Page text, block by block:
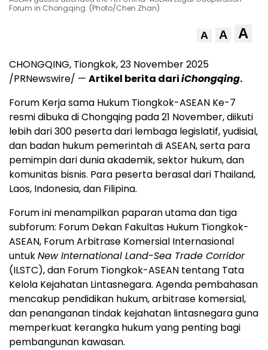
Forum in Chongqing. (Photo/Chen Zhan)
A A A
CHONGQING, Tiongkok,23 November 2025
/PRNewswire/ — Artikel berita dariiChongqing.
Forum Kerja sama Hukum Tiongkok-ASEAN Ke-7
resmi dibuka diChongqing pada 21 November, diikuti
lebih dari 300 peserta dari lembaga legislatif, yudisial,
dan badan hukum pemerintah di ASEAN, serta para
pemimpin dari dunia akademik, sektor hukum, dan
komunitas bisnis. Para peserta berasal dari Thailand,
Laos, Indonesia, dan Filipina.
Forum ini menampilkan paparan utama dan tiga
subforum: Forum Dekan Fakultas Hukum Tiongkok-
ASEAN, Forum Arbitrase Komersial Internasional
untukNew International Land-Sea Trade Corridor
(ILSTC), dan Forum Tiongkok-ASEAN tentang Tata
Kelola Kejahatan Lintasnegara. Agenda pembahasan
mencakup pendidikan hukum, arbitrase komersial,
dan penanganan tindak kejahatan lintasnegara guna
memperkuat kerangka hukum yang penting bagi
pembangunan kawasan.